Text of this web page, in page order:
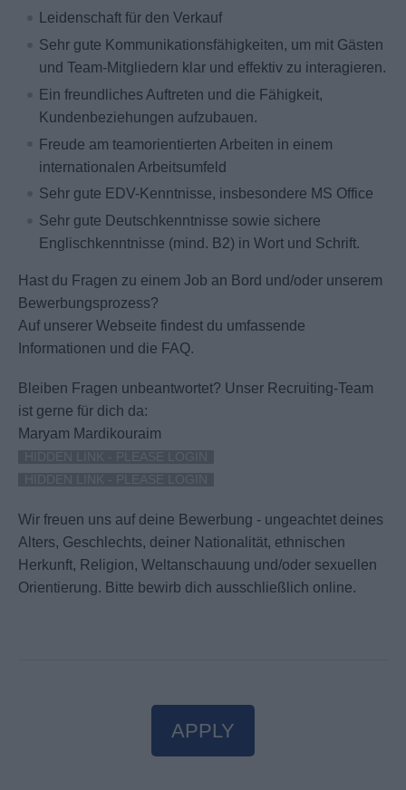
Leidenschaft für den Verkauf
Sehr gute Kommunikationsfähigkeiten, um mit Gästen
und Team-Mitgliedern klar und effektiv zu interagieren.
Ein freundliches Auftreten und die Fähigkeit,
Kundenbeziehungen aufzubauen.
Freude am teamorientierten Arbeiten in einem
internationalen Arbeitsumfeld
Sehr gute EDV-Kenntnisse, insbesondere MS Office
Sehr gute Deutschkenntnisse sowie sichere
Englischkenntnisse (mind. B2) in Wort und Schrift.
Hast du Fragen zu einem Job an Bord und/oder unserem
Bewerbungsprozess?
Auf unserer Webseite findest du umfassende
Informationen und die FAQ.
Bleiben Fragen unbeantwortet? Unser Recruiting-Team
ist gerne für dich da:
Maryam Mardikouraim
Wir freuen uns auf deine Bewerbung - ungeachtet deines
Alters, Geschlechts, deiner Nationalität, ethnischen
Herkunft, Religion, Weltanschauung und/oder sexuellen
Orientierung. Bitte bewirb dich ausschließlich online.
APPLY